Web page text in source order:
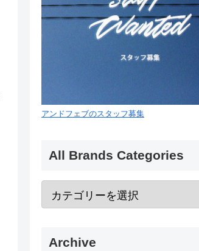
アンドフェブのスタッフ募集
All Brands Categories
Archive